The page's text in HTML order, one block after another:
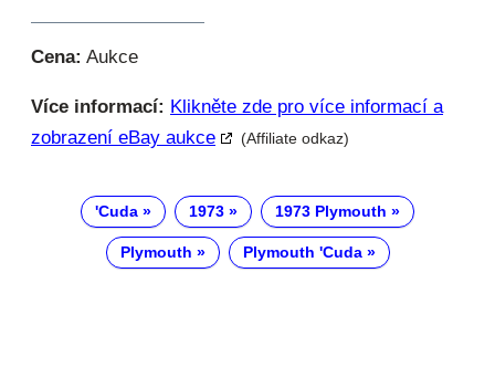
Cena: Aukce
Více informací: Klikněte zde pro více informací a
zobrazení eBay aukce
(Affiliate odkaz)
'Cuda 1973 1973 Plymouth
Plymouth Plymouth 'Cuda